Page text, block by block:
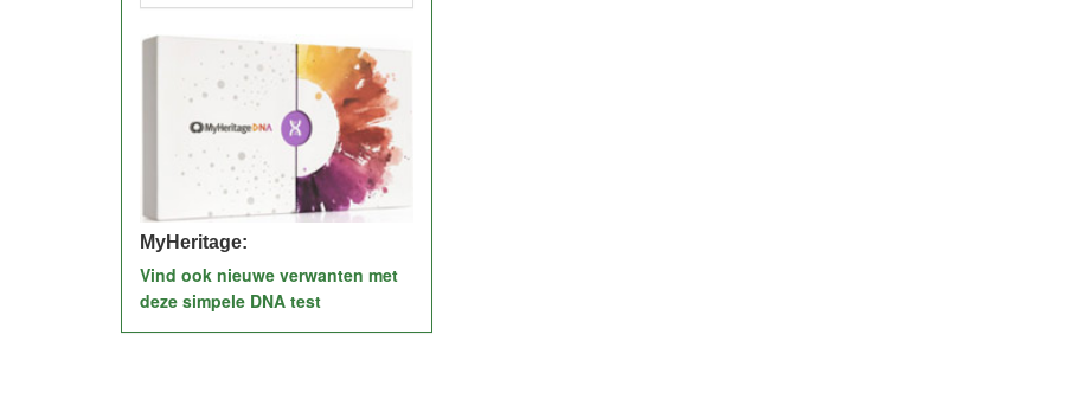
MyHeritage:
Vind ook nieuwe verwanten met
deze simpele DNA test